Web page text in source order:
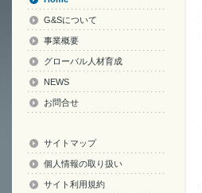
G&Sについて
事業概要
グローバル人材育成
NEWS
お問合せ
サイトマップ
個人情報の取り扱い
サイト利用規約